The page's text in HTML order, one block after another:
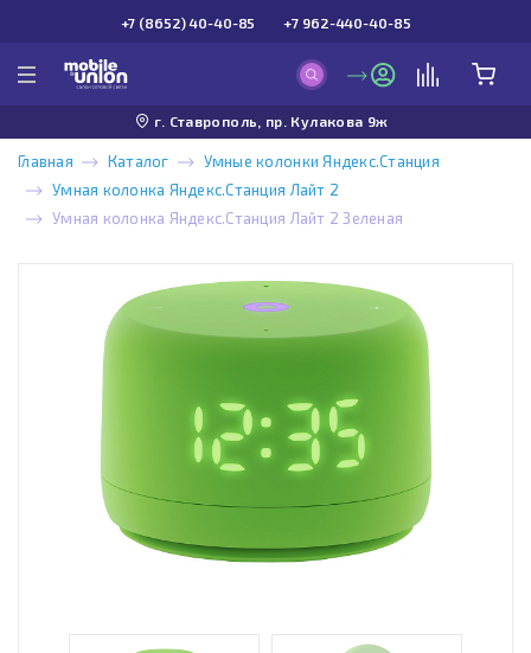
+7 (8652) 40-40-85 +7 962-440-40-85
г. Ставрополь, пр. Кулакова 9ж
Главная Каталог
Умные колонки Яндекс.Станция
Умная колонка Яндекс.Станция Лайт 2
Умная колонка Яндекс.Станция Лайт 2 Зеленая